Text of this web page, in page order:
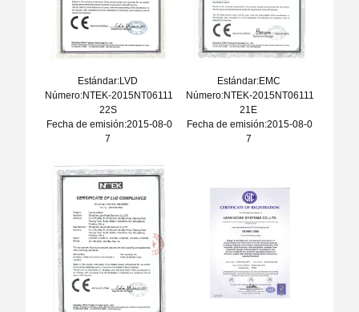
Estándar:LVD
Número:NTEK-2015NT06111
22S
Fecha de emisión:2015-08-0
7
Estándar:EMC
Número:NTEK-2015NT06111
21E
Fecha de emisión:2015-08-0
7